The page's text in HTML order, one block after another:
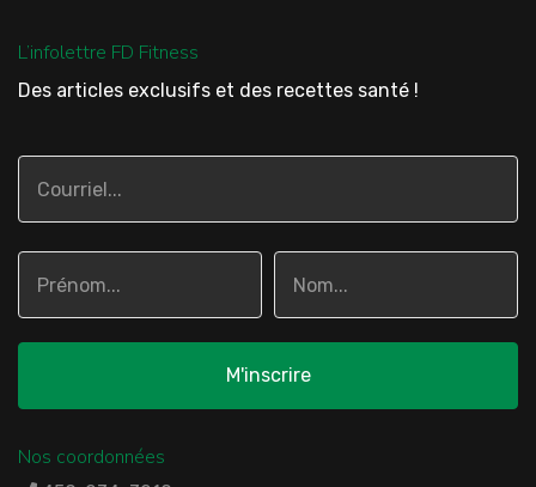
L’infolettre FD Fitness
Des articles exclusifs et des recettes santé !
Nos coordonnées